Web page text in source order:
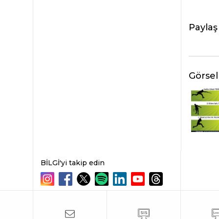
Paylaş
BİLGİ'yi takip edin